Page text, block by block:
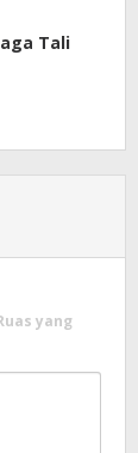
Tali
yang